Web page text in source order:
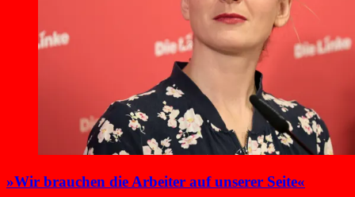
»Wir brauchen die Arbeiter auf unserer Seite«